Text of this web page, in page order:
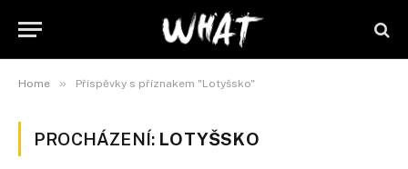
Home » Příspěvky s příznakem "Lotyšsko"
PROCHÁZENÍ: LOTYŠSKO